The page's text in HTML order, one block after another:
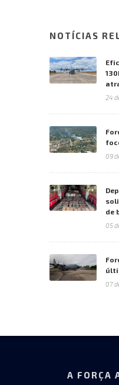
NOTÍCIAS
24
09
de
05
07
A FORÇA